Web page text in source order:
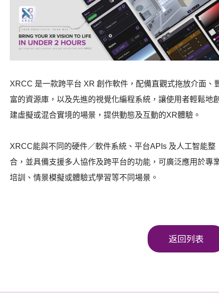
XRCC 是一款跨平台 XR 創作軟件，配備直觀式拖放介面、
富的資源庫，以及先進的視覺化編程系統，讓使用者輕鬆地
建虛擬或混合實境的場景，提供動態及互動的XR體驗。
XRCC能與不同的硬件／軟件系統、平台APIs 及人工智能整
合，並具備支援多人協作及跨平台的功能，可廣泛應用於專
培訓、情景模擬或體驗式學習等不同場景。
返回列表